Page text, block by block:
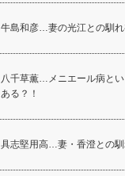
牛島和彦…妻の光江との馴
八千草薫…メニエール病と
ある？！
具志堅用高…妻・香澄との